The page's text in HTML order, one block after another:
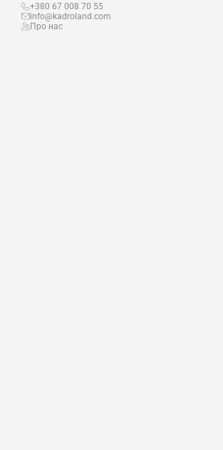
+380 67 008 70 55
info@kadroland.com
Про нас